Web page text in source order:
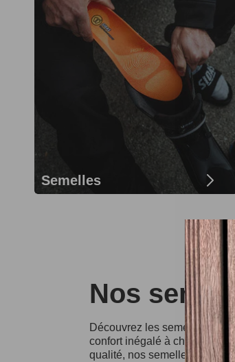
Semelles
Nos
Découvrez les semelles
confort inégalé à chaque
qualité, nos semelles